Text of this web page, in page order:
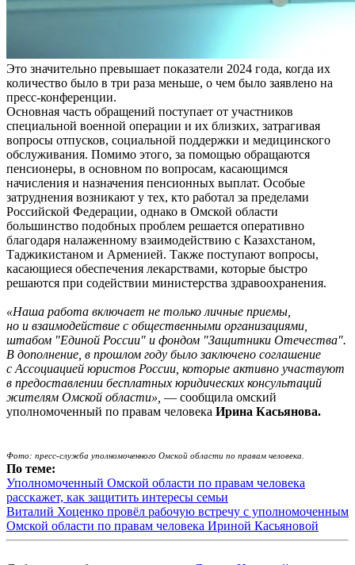
Это значительно превышает показатели 2024 года, когда их
количество было в три раза меньше, о чем было заявлено на
пресс-конференции.
Основная часть обращений поступает от участников
специальной военной операции и их близких, затрагивая
вопросы отпусков, социальной поддержки и медицинского
обслуживания. Помимо этого, за помощью обращаются
пенсионеры, в основном по вопросам, касающимся
начисления и назначения пенсионных выплат. Особые
затруднения возникают у тех, кто работал за пределами
Российской Федерации, однако в Омской области
большинство подобных проблем решается оперативно
благодаря налаженному взаимодействию с Казахстаном,
Таджикистаном и Арменией. Также поступают вопросы,
касающиеся обеспечения лекарствами, которые быстро
решаются при содействии министерства здравоохранения.
«Наша работа включает не только личные приемы,
но и взаимодействие с общественными организациями,
штабом "Единой России" и фондом "Защитники Отечества".
В дополнение, в прошлом году было заключено соглашение
с Ассоциацией юристов России, которые активно участвуют
в предоставлении бесплатных юридических консультаций
жителям Омской области», — сообщила омский
уполномоченный по правам человека Ирина Касьянова.
Фото: пресс-служба уполномоченного Омской области по правам человека.
По теме:
Уполномоченный Омской области по правам человека
расскажет, как защитить интересы семьи
Виталий Хоценко провёл рабочую встречу с уполномоченным
Омской области по правам человека Ириной Касьяновой